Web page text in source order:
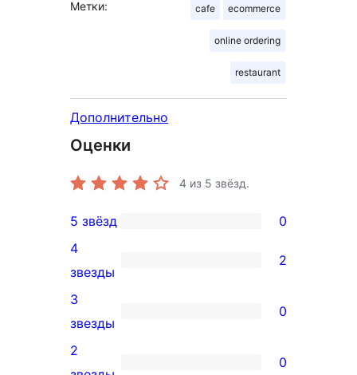
Метки: cafe ecommerce
online ordering
restaurant
Дополнительно
Оценки
4 из 5 звёзд.
0
5-
звездный
отзыв
5 звёзд 0
2
4-
звездный
отзыв
4
звезды
2
0
3-
звездный
3
звезды
0
2
0